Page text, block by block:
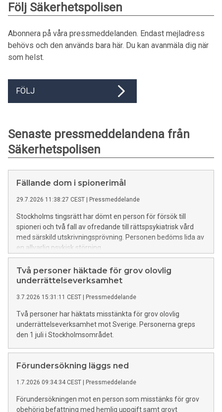
Följ Säkerhetspolisen
Abonnera på våra pressmeddelanden. Endast mejladress
behövs och den används bara här. Du kan avanmäla dig när
som helst.
FÖLJ
Senaste pressmeddelandena från
Säkerhetspolisen
Fällande dom i spionerimål
29.7.2026 11:38:27 CEST Pressmeddelande
Stockholms tingsrätt har dömt en person för försök till
spioneri och två fall av ofredande till rättspsykiatrisk vård
med särskild utskrivningsprövning. Personen bedöms lida av
en allvarlig psykisk störning.
Två personer häktade för grov olovlig
underrättelseverksamhet
3.7.2026 15:31:11 CEST Pressmeddelande
Två personer har häktats misstänkta för grov olovlig
underrättelseverksamhet mot Sverige. Personerna greps
den 1 juli i Stockholmsområdet.
Förundersökning läggs ned
1.7.2026 09:34:34 CEST Pressmeddelande
Förundersökningen mot en person som misstänks för grov
obehörig befattning med hemlig uppgift samt grovt